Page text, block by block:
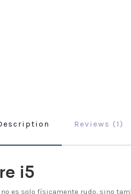
Reviews (1)
i5
es solo físicamente rudo, sino